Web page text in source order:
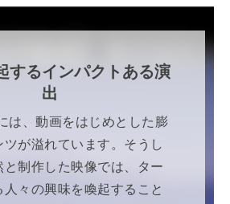
するインパクトある演
出
は、動画をはじめとした膨
ツが溢れています。そうし
と制作した映像では、ター
々の興味を喚起すること